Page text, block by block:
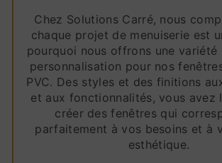
Chez Solutions Carré, nous
chaque projet de menuiserie est
pourquoi nous offrons une
personnalisation pour nos
PVC. Des styles et des finitions
et aux fonctionnalités, vous avez
créer des fenêtres qui
parfaitement à vos besoins et à
esthétique.